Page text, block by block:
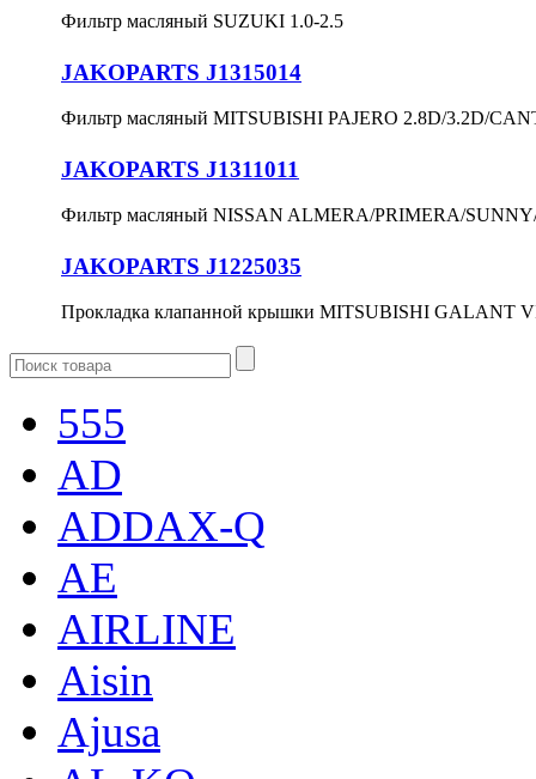
Фильтр масляный SUZUKI 1.0-2.5
JAKOPARTS J1315014
Фильтр масляный MITSUBISHI PAJERO 2.8D/3.2D/
JAKOPARTS J1311011
Фильтр масляный NISSAN ALMERA/PRIMERA/
JAKOPARTS J1225035
Прокладка клапанной крышки MITSUBISHI GALANT
555
AD
ADDAX-Q
AE
AIRLINE
Aisin
Ajusa